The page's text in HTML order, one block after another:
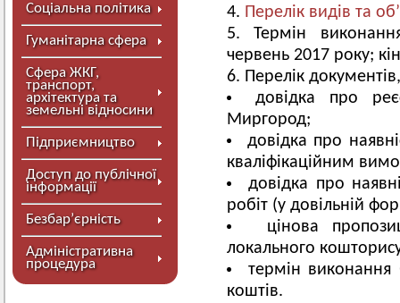
Соціальна політика
Гуманітарна сфера
Сфера ЖКГ,
транспорт,
архітектура та
земельні відносини
Підприємництво
Доступ до публічної
інформації
Безбар’єрність
Адміністративна
процедура
Перелік видів та
Термін
червень 2017 року;
Перелік
довідка про
Миргород;
довідка про
кваліфікаційним
довідка про
робіт (у довільній
цінова
локального
термін виконання
коштів.